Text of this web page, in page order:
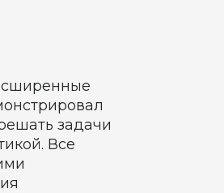
задачи
Все